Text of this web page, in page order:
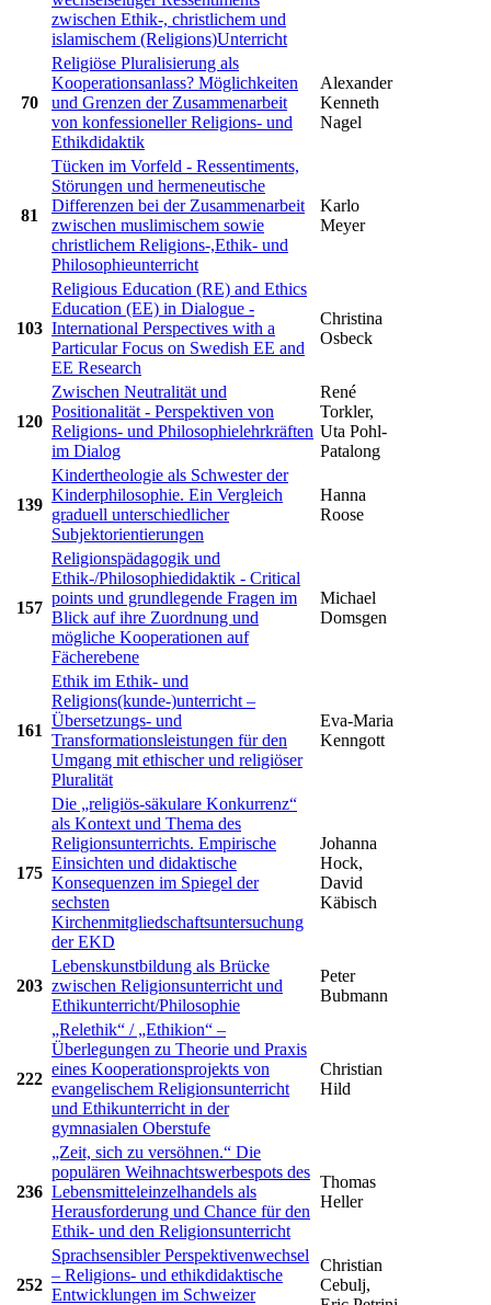
zwischen Ethik-, christlichem und
islamischem (Religions)Unterricht
70
Religiöse Pluralisierung als
Kooperationsanlass? Möglichkeiten
und Grenzen der Zusammenarbeit
von konfessioneller Religions- und
Ethikdidaktik
Alexander
Kenneth
Nagel
81
Tücken im Vorfeld - Ressentiments,
Störungen und hermeneutische
Differenzen bei der Zusammenarbeit
zwischen muslimischem sowie
christlichem Religions-,Ethik- und
Philosophieunterricht
Karlo
Meyer
103
Religious Education (RE) and Ethics
Education (EE) in Dialogue -
International Perspectives with a
Particular Focus on Swedish EE and
EE Research
Christina
Osbeck
120
Zwischen Neutralität und
Positionalität - Perspektiven von
Religions- und Philosophielehrkräften
im Dialog
René
Torkler,
Uta Pohl-
Patalong
139
Kindertheologie als Schwester der
Kinderphilosophie. Ein Vergleich
graduell unterschiedlicher
Subjektorientierungen
Hanna
Roose
157
Religionspädagogik und
Ethik-/Philosophiedidaktik - Critical
points und grundlegende Fragen im
Blick auf ihre Zuordnung und
mögliche Kooperationen auf
Fächerebene
Michael
Domsgen
161
Ethik im Ethik- und
Religions(kunde-)unterricht –
Übersetzungs- und
Transformationsleistungen für den
Umgang mit ethischer und religiöser
Pluralität
Eva-Maria
Kenngott
175
Die „religiös-säkulare Konkurrenz“
als Kontext und Thema des
Religionsunterrichts. Empirische
Einsichten und didaktische
Konsequenzen im Spiegel der
sechsten
Kirchenmitgliedschaftsuntersuchung
der EKD
Johanna
Hock,
David
Käbisch
203
Lebenskunstbildung als Brücke
zwischen Religionsunterricht und
Ethikunterricht/Philosophie
Peter
Bubmann
222
„Relethik“ / „Ethikion“ –
Überlegungen zu Theorie und Praxis
eines Kooperationsprojekts von
evangelischem Religionsunterricht
und Ethikunterricht in der
gymnasialen Oberstufe
Christian
Hild
236
„Zeit, sich zu versöhnen.“ Die
populären Weihnachtswerbespots des
Lebensmitteleinzelhandels als
Herausforderung und Chance für den
Ethik- und den Religionsunterricht
Thomas
Heller
252
Sprachsensibler Perspektivenwechsel
– Religions- und ethikdidaktische
Entwicklungen im Schweizer
Christian
Cebulj,